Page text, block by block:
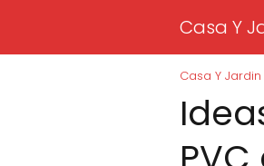
Casa Y
Casa Y Jardin